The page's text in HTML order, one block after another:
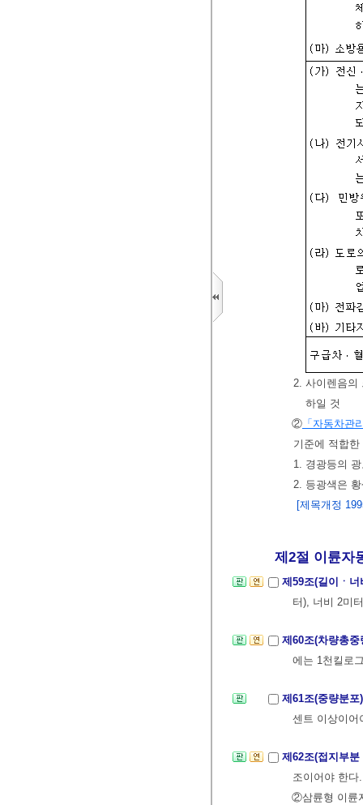
2. 사이렌음의
하일 것
② 「자동차관
기준에 적합
1. 경광등의
2. 등광색은
[제목개정
제2절 이륜자동
제59조(길이ㆍ
터), 너비 2미
제60조(차량총
에는 1천킬로
제61조(중량분
센트 이상이어
제62조(접지부
조이어야 한다.
②삼륜형 이륜